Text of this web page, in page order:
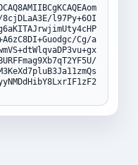
8cjDLaA3E/l97Py+6OI
Cg/a